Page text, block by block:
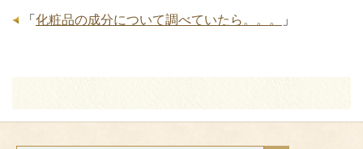
「 化粧品の成分について調べていたら。。。 」